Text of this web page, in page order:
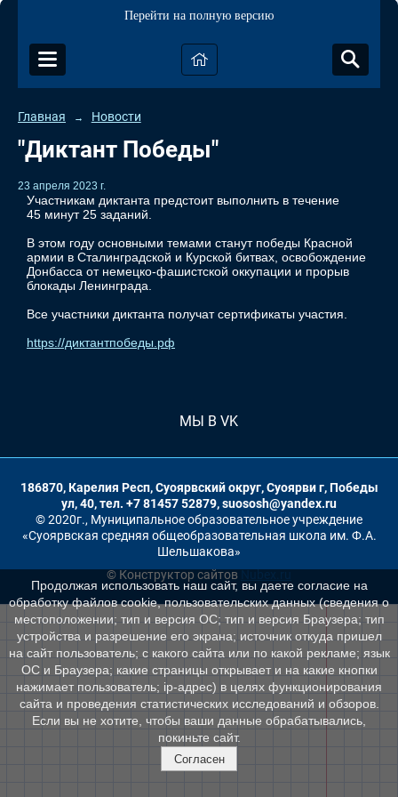
Перейти на полную версию
Главная → Новости
"Диктант Победы"
23 апреля 2023 г.
Участникам диктанта предстоит выполнить в течение
45 минут 25 заданий.
В этом году основными темами станут победы Красной
армии в Сталинградской и Курской битвах, освобождение
Донбасса от немецко-фашистской оккупации и прорыв
блокады Ленинграда.
Все участники диктанта получат сертификаты участия.
https://диктантпобеды.рф
МЫ В VK
186870, Карелия Респ, Суоярвский округ, Суоярви г, Победы
ул, 40, тел. +7 81457 52879, suososh@yandex.ru
© 2020г., Муниципальное образовательное учреждение
«Суоярвская средняя общеобразовательная школа им. Ф.А.
Шельшакова»
© Конструктор сайтов
Продолжая использовать наш сайт, вы даете согласие на
обработку файлов cookie, пользовательских данных (сведения о
местоположении; тип и версия ОС; тип и версия Браузера; тип
устройства и разрешение его экрана; источник откуда пришел
на сайт пользователь; с какого сайта или по какой рекламе; язык
ОС и Браузера; какие страницы открывает и на какие кнопки
нажимает пользователь; ip-адрес) в целях функционирования
сайта и проведения статистических исследований и обзоров.
Если вы не хотите, чтобы ваши данные обрабатывались,
покиньте сайт.
Согласен